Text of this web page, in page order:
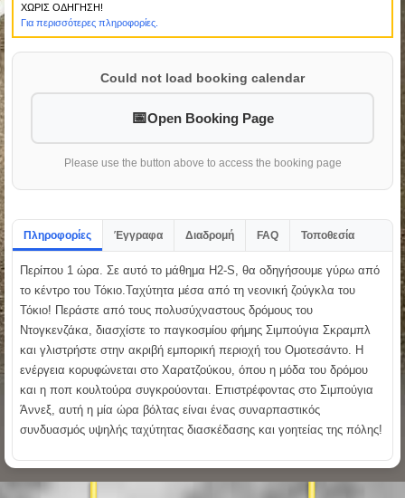
ΧΩΡΙΣ ΟΔΗΓΗΣΗ!
Για περισσότερες πληροφορίες.
Could not load booking calendar
Open Booking Page
Please use the button above to access the booking page
Πληροφορίες Έγγραφα Διαδρομή FAQ Τοποθεσία
Περίπου 1 ώρα. Σε αυτό το μάθημα H2-S, θα οδηγήσουμε γύρω από
το κέντρο του Τόκιο.Ταχύτητα μέσα από τη νεονική ζούγκλα του
Τόκιο! Περάστε από τους πολυσύχναστους δρόμους του
Ντογκενζάκα, διασχίστε το παγκοσμίου φήμης Σιμπούγια Σκραμπλ
και γλιστρήστε στην ακριβή εμπορική περιοχή του Ομοτεσάντο. Η
ενέργεια κορυφώνεται στο Χαρατζούκου, όπου η μόδα του δρόμου
και η ποπ κουλτούρα συγκρούονται. Επιστρέφοντας στο Σιμπούγια
Άννεξ, αυτή η μία ώρα βόλτας είναι ένας συναρπαστικός
συνδυασμός υψηλής ταχύτητας διασκέδασης και γοητείας της πόλης!